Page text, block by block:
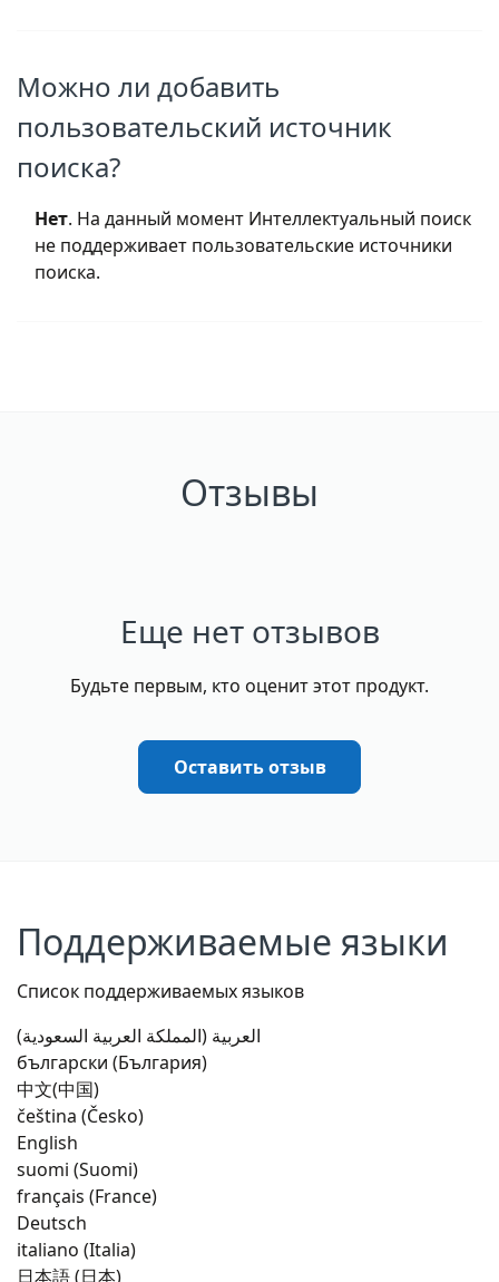
Можно ли добавить
пользовательский источник
поиска?
Нет. На данный момент Интеллектуальный поиск
не поддерживает пользовательские источники
поиска.
Отзывы
Еще нет отзывов
Будьте первым, кто оценит этот продукт.
Оставить отзыв
Поддерживаемые языки
Список поддерживаемых языков
العربية (المملكة العربية السعودية)
български (България)
中文(中国)
čeština (Česko)
English
suomi (Suomi)
français (France)
Deutsch
italiano (Italia)
日本語 (日本)